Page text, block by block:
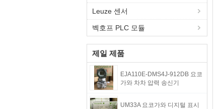
Leuze 센서
벡호프 PLC 모듈
제일 제품
EJA110E-DMS4J-912DB 요코
가와 차차 압력 송신기
UM33A 요코가와 디지털 표시